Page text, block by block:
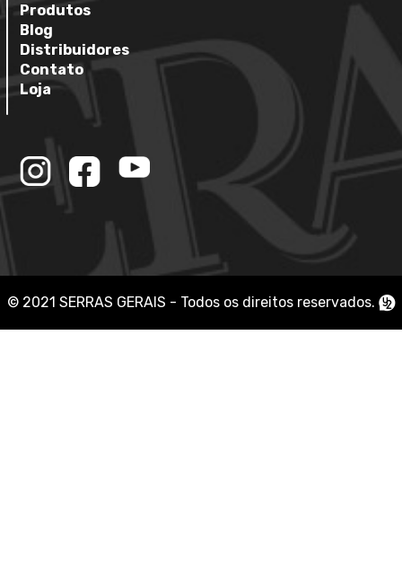
Produtos
Blog
Distribuidores
Contato
Loja
© 2021 SERRAS GERAIS - Todos os direitos reservados.